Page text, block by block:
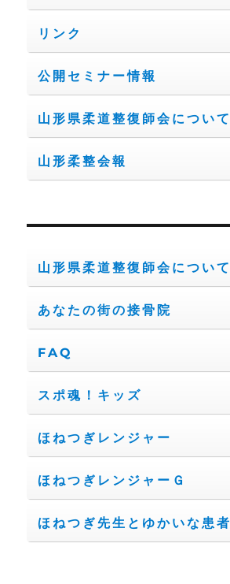
リンク
公開セミナー情報
山形県柔道整復師会について
山形柔整会報
山形県柔道整復師会について
あなたの街の接骨院
FAQ
スポ魂！キッズ
ほねつぎレンジャー
ほねつぎレンジャーＧ
ほねつぎ先生とゆかいな患者